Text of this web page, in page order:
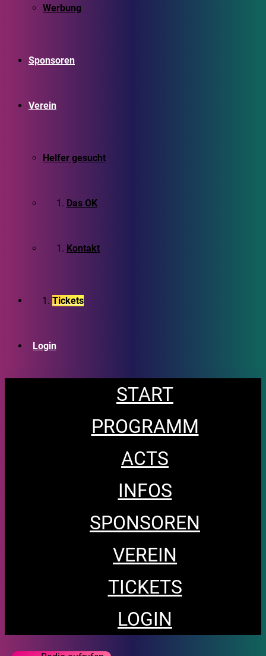
Werbung
Sponsoren
Verein
Helfer gesucht
Das OK
Kontakt
Tickets
Login
START
PROGRAMM
ACTS
INFOS
SPONSOREN
VEREIN
TICKETS
LOGIN